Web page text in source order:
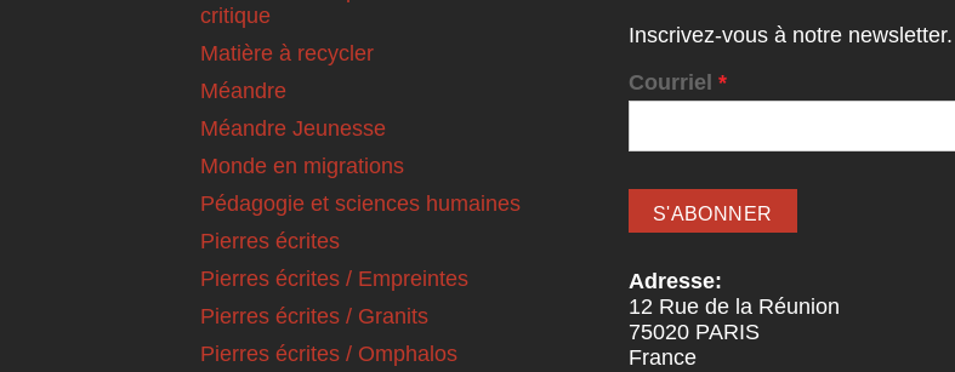
critique
Matière à recycler
Méandre
Méandre Jeunesse
Monde en migrations
Pédagogie et sciences humaines
Pierres écrites
Pierres écrites / Empreintes
Pierres écrites / Granits
Pierres écrites / Omphalos
Inscrivez-vous à notre newsletter.
Courriel *
Adresse:
12 Rue de la Réunion
75020 PARIS
France